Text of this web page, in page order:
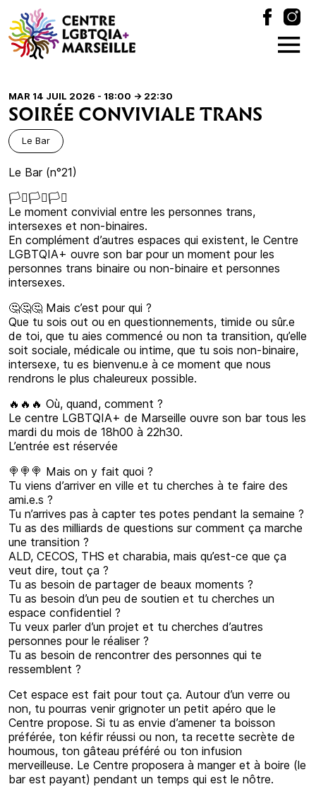
MAR 14 JUIL 2026 - 18:00 -> 22:30
SOIRÉE CONVIVIALE TRANS
Le Bar
Le Bar (n°21)
🏳️‍⚧️🏳️‍⚧️🏳️‍⚧️
Le moment convivial entre les personnes trans,
intersexes et non-binaires.
En complément d’autres espaces qui existent, le Centre
LGBTQIA+ ouvre son bar pour un moment pour les
personnes trans binaire ou non-binaire et personnes
intersexes.
🤔🤔🤔 Mais c’est pour qui ?
Que tu sois out ou en questionnements, timide ou sûr.e
de toi, que tu aies commencé ou non ta transition, qu’elle
soit sociale, médicale ou intime, que tu sois non-binaire,
intersexe, tu es bienvenu.e à ce moment que nous
rendrons le plus chaleureux possible.
🔥🔥🔥 Où, quand, comment ?
Le centre LGBTQIA+ de Marseille ouvre son bar tous les
mardi du mois de 18h00 à 22h30.
L’entrée est réservée
🍭🍭🍭 Mais on y fait quoi ?
Tu viens d’arriver en ville et tu cherches à te faire des
ami.e.s ?
Tu n’arrives pas à capter tes potes pendant la semaine ?
Tu as des milliards de questions sur comment ça marche
une transition ?
ALD, CECOS, THS et charabia, mais qu’est-ce que ça
veut dire, tout ça ?
Tu as besoin de partager de beaux moments ?
Tu as besoin d’un peu de soutien et tu cherches un
espace confidentiel ?
Tu veux parler d’un projet et tu cherches d’autres
personnes pour le réaliser ?
Tu as besoin de rencontrer des personnes qui te
ressemblent ?
Cet espace est fait pour tout ça. Autour d’un verre ou
non, tu pourras venir grignoter un petit apéro que le
Centre propose. Si tu as envie d’amener ta boisson
préférée, ton kéfir réussi ou non, ta recette secrète de
houmous, ton gâteau préféré ou ton infusion
merveilleuse. Le Centre proposera à manger et à boire (le
bar est payant) pendant un temps qui est le nôtre.